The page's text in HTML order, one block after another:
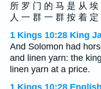
所 罗 门 的 马 是 从
人 一 群 一 群 按 着 定
1 Kings 10:28 King
And Solomon had
and linen yarn: the
linen yarn at a price.
1 Kings 10:28